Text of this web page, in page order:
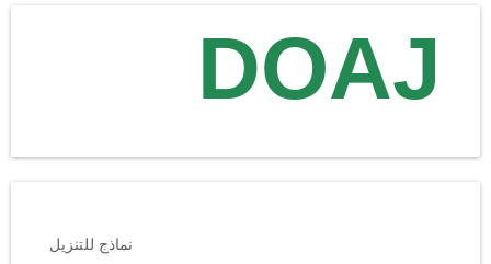
DOAJ
نماذج للتنزيل